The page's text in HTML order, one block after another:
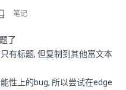
笔记
了
有标题, 但复制到其他富文本
性上的bug, 所以尝试在edge